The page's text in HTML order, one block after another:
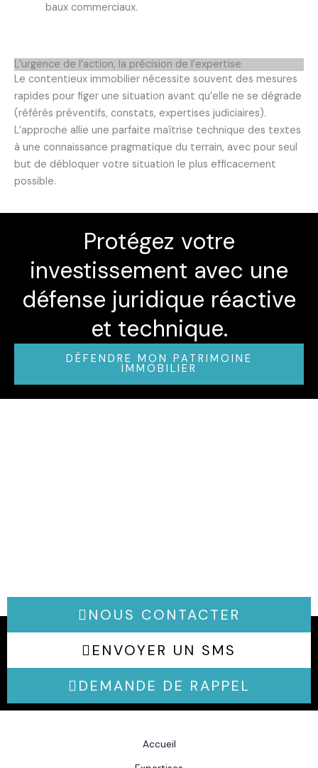
baux commerciaux.
L’urgence de l’action, la précision de l’expertise
Le contentieux immobilier nécessite souvent des mesures
rapides pour figer une situation avant qu’elle ne se dégrade
(référés préventifs, constats, expertises judiciaires).
L’approche allie une parfaite maîtrise technique des textes
à une connaissance pragmatique du terrain, avec pour seul
but de débloquer votre situation le plus efficacement
possible.
Protégez votre
investissement avec une
défense juridique réactive
et technique.
DÉFENDRE MON PATRIMOINE
IMMOBILIER
NOUS CONTACTER
ENVOYER UN SMS
DEMANDE DE RAPPEL
Accueil